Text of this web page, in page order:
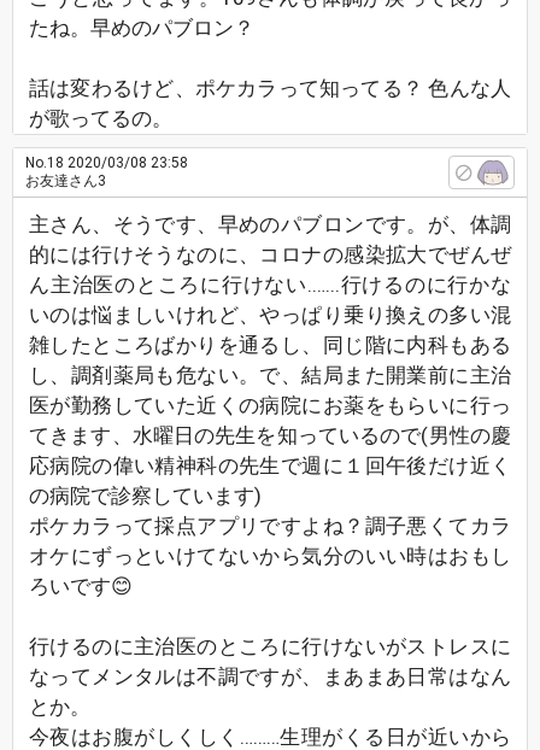
たね。早めのパブロン？
話は変わるけど、ポケカラって知ってる？ 色んな人
が歌ってるの。
No.18 2020/03/08 23:58
お友達さん3
主さん、そうです、早めのパブロンです。が、体調
的には行けそうなのに、コロナの感染拡大でぜんぜ
ん主治医のところに行けない.…...行けるのに行かな
いのは悩ましいけれど、やっぱり乗り換えの多い混
雑したところばかりを通るし、同じ階に内科もある
し、調剤薬局も危ない。で、結局また開業前に主治
医が勤務していた近くの病院にお薬をもらいに行っ
てきます、水曜日の先生を知っているので(男性の慶
応病院の偉い精神科の先生で週に１回午後だけ近く
の病院で診察しています)
ポケカラって採点アプリですよね？調子悪くてカラ
オケにずっといけてないから気分のいい時はおもし
ろいです😊
行けるのに主治医のところに行けないがストレスに
なってメンタルは不調ですが、まあまあ日常はなん
とか。
今夜はお腹がしくしく………生理がくる日が近いから